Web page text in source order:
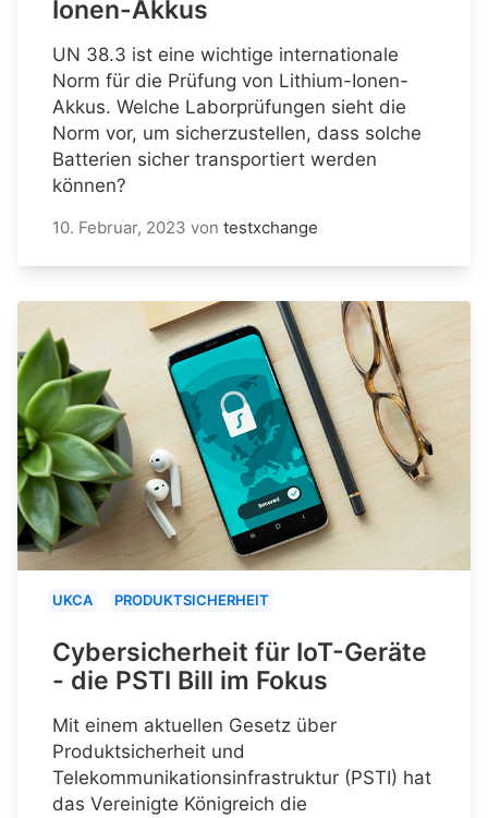
Ionen-Akkus
UN 38.3 ist eine wichtige internationale
Norm für die Prüfung von Lithium-Ionen-
Akkus. Welche Laborprüfungen sieht die
Norm vor, um sicherzustellen, dass solche
Batterien sicher transportiert werden
können?
10. Februar, 2023 von testxchange
UKCA PRODUKTSICHERHEIT
Cybersicherheit für IoT-Geräte
- die PSTI Bill im Fokus
Mit einem aktuellen Gesetz über
Produktsicherheit und
Telekommunikationsinfrastruktur (PSTI) hat
das Vereinigte Königreich die